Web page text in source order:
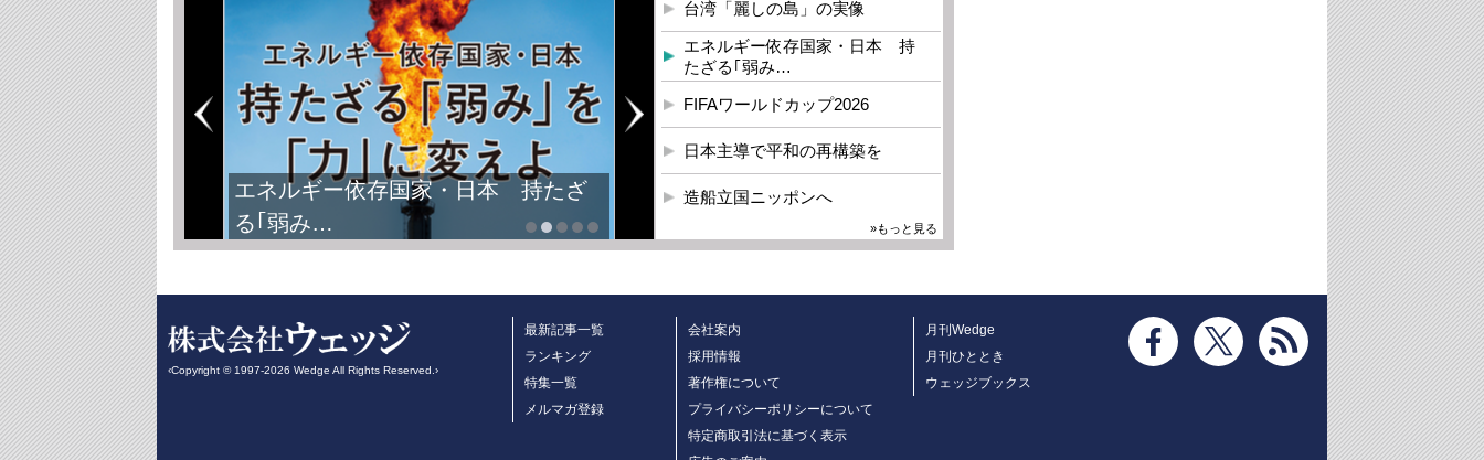
エネルギー依存国家・日本 持たざ
る｢弱み…
台湾「麗しの島」の実像
エネルギー依存国家・日本 持
たざる｢弱み…
FIFAワールドカップ2026
日本主導で平和の再構築を
造船立国ニッポンへ
»もっと見る
‹Copyright © 1997-2026 Wedge All Rights Reserved.›
最新記事一覧
ランキング
特集一覧
メルマガ登録
会社案内
採用情報
著作権について
プライバシーポリシーについて
特定商取引法に基づく表示
月刊Wedge
月刊ひととき
ウェッジブックス